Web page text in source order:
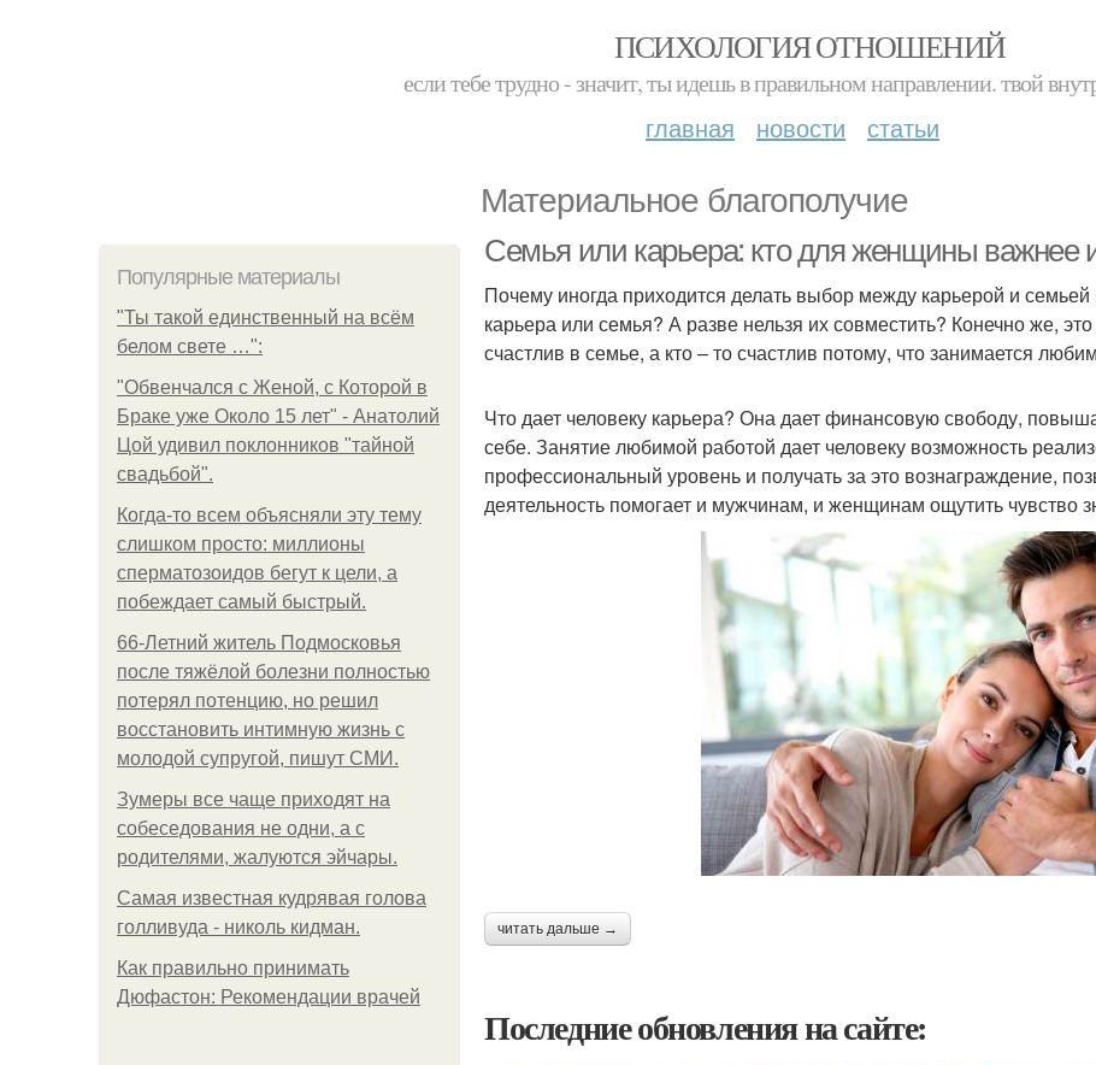
ПСИХОЛОГИЯ ОТНОШЕНИЙ
если тебе трудно - значит, ты идешь в правильном направлении. твой
главная новости статьи
Материальное благополучие
Популярные материалы
"Ты такой единственный на всём
белом свете …":
"Обвенчался с Женой, с Которой в
Браке уже Около 15 лет" - Анатолий
Цой удивил поклонников "тайной
свадьбой".
Когда-то всем объясняли эту тему
слишком просто: миллионы
сперматозоидов бегут к цели, а
побеждает самый быстрый.
66-Летний житель Подмосковья
после тяжёлой болезни полностью
потерял потенцию, но решил
восстановить интимную жизнь с
молодой супругой, пишут СМИ.
Зумеры все чаще приходят на
собеседования не одни, а с
родителями, жалуются эйчары.
Самая известная кудрявая голова
голливуда - николь кидман.
Как правильно принимать
Дюфастон: Рекомендации врачей
Семья или карьера: кто для женщины важнее
Почему иногда приходится делать выбор между карьерой и
карьера или семья? А разве нельзя их совместить? Конечно же,
счастлив в семье, а кто – то счастлив потому, что занимается
Что дает человеку карьера? Она дает финансовую свободу,
себе. Занятие любимой работой дает человеку возможность
профессиональный уровень и получать за это вознаграждение,
деятельность помогает и мужчинам, и женщинам ощутить чувство
читать дальше →
Последние обновления на сайте: